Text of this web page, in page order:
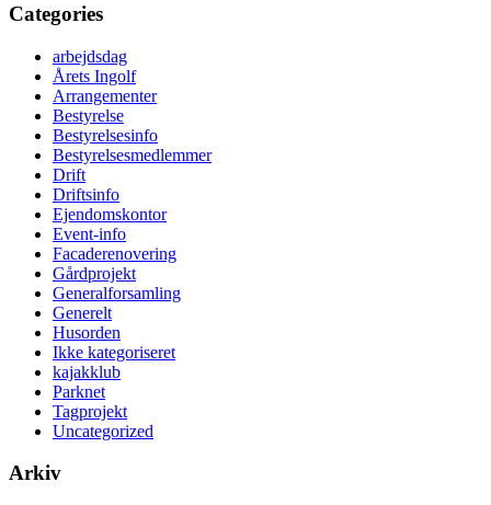
Categories
arbejdsdag
Årets Ingolf
Arrangementer
Bestyrelse
Bestyrelsesinfo
Bestyrelsesmedlemmer
Drift
Driftsinfo
Ejendomskontor
Event-info
Facaderenovering
Gårdprojekt
Generalforsamling
Generelt
Husorden
Ikke kategoriseret
kajakklub
Parknet
Tagprojekt
Uncategorized
Arkiv